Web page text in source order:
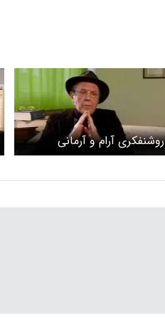
روشنفکری آرام و آرمانی